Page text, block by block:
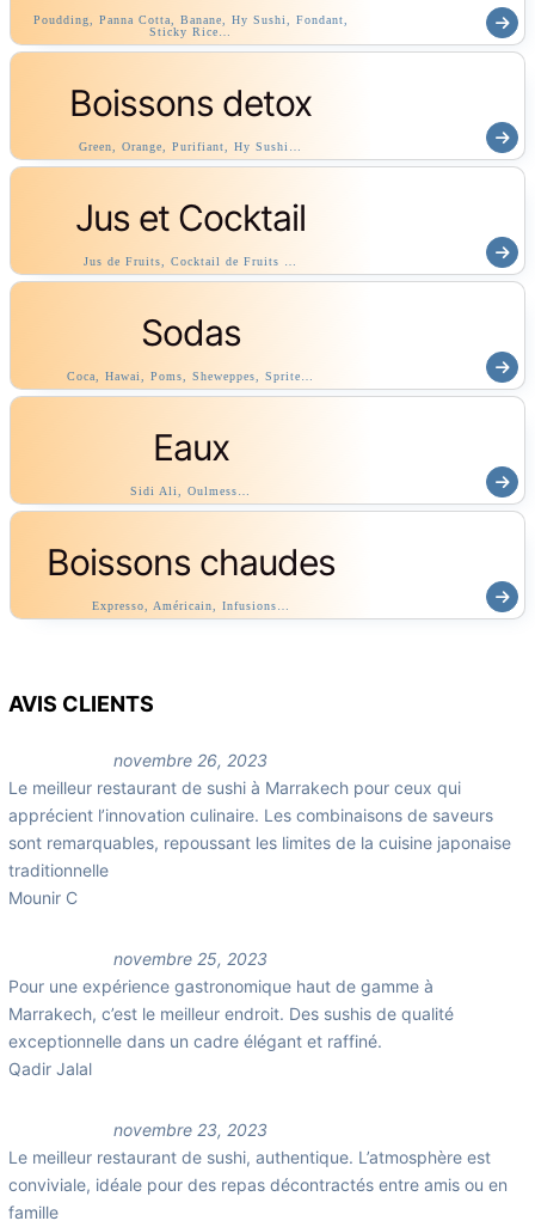
Poudding, Panna Cotta, Banane, Hy Sushi, Fondant,
Sticky Rice…
Boissons detox
Green, Orange, Purifiant, Hy Sushi…
Jus et Cocktail
Jus de Fruits, Cocktail de Fruits …
Sodas
Coca, Hawai, Poms, Sheweppes, Sprite…
Eaux
Sidi Ali, Oulmess…
Boissons chaudes
Expresso, Américain, Infusions…
AVIS CLIENTS
novembre 26, 2023
Le meilleur restaurant de sushi à Marrakech pour ceux qui
apprécient l’innovation culinaire. Les combinaisons de saveurs
sont remarquables, repoussant les limites de la cuisine japonaise
traditionnelle
Mounir C
novembre 25, 2023
Pour une expérience gastronomique haut de gamme à
Marrakech, c’est le meilleur endroit. Des sushis de qualité
exceptionnelle dans un cadre élégant et raffiné.
Qadir Jalal
novembre 23, 2023
Le meilleur restaurant de sushi, authentique. L’atmosphère est
conviviale, idéale pour des repas décontractés entre amis ou en
famille